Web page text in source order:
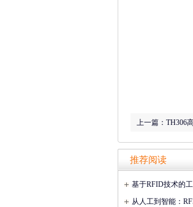
上一篇： TH306
推荐阅读
基于RFID技术的
从人工到智能：